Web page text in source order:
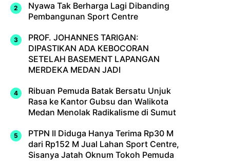
Nyawa Tak Berharga Lagi Dibanding
Pembangunan Sport Centre
PROF. JOHANNES TARIGAN:
DIPASTIKAN ADA KEBOCORAN
SETELAH BASEMENT LAPANGAN
MERDEKA MEDAN JADI
Ribuan Pemuda Batak Bersatu Unjuk
Rasa ke Kantor Gubsu dan Walikota
Medan Menolak Radikalisme di Sumut
PTPN II Diduga Hanya Terima Rp30 M
dari Rp152 M Jual Lahan Sport Centre,
Sisanya Jatah Oknum Tokoh Pemuda